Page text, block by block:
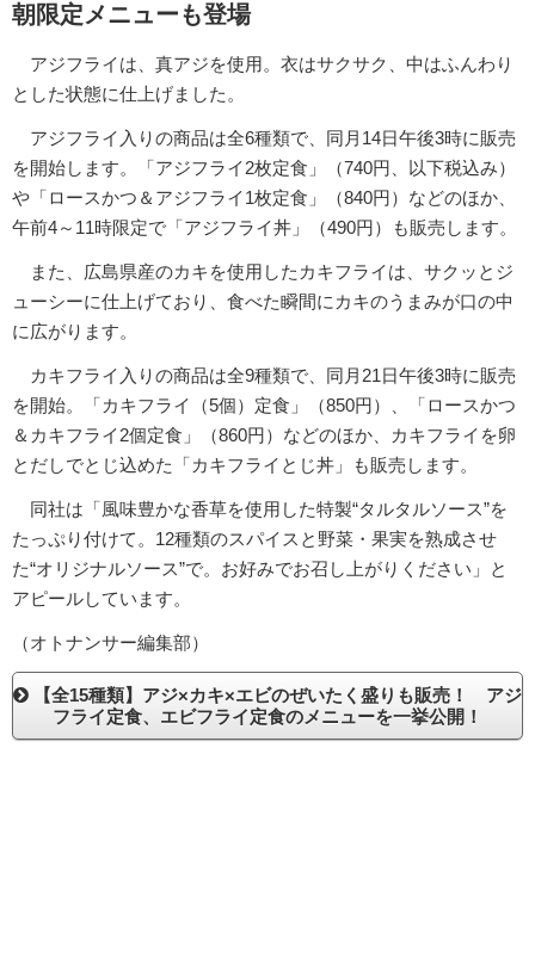
朝限定メニューも登場
アジフライは、真アジを使用。衣はサクサク、中はふんわり
とした状態に仕上げました。
アジフライ入りの商品は全6種類で、同月14日午後3時に販売
を開始します。「アジフライ2枚定食」（740円、以下税込み）
や「ロースかつ＆アジフライ1枚定食」（840円）などのほか、
午前4～11時限定で「アジフライ丼」（490円）も販売します。
また、広島県産のカキを使用したカキフライは、サクッとジ
ューシーに仕上げており、食べた瞬間にカキのうまみが口の中
に広がります。
カキフライ入りの商品は全9種類で、同月21日午後3時に販売
を開始。「カキフライ（5個）定食」（850円）、「ロースかつ
＆カキフライ2個定食」（860円）などのほか、カキフライを卵
とだしでとじ込めた「カキフライとじ丼」も販売します。
同社は「風味豊かな香草を使用した特製“タルタルソース”を
たっぷり付けて。12種類のスパイスと野菜・果実を熟成させ
た“オリジナルソース”で。お好みでお召し上がりください」と
アピールしています。
（オトナンサー編集部）
【全15種類】アジ×カキ×エビのぜいたく盛りも販売！ アジ
フライ定食、エビフライ定食のメニューを一挙公開！